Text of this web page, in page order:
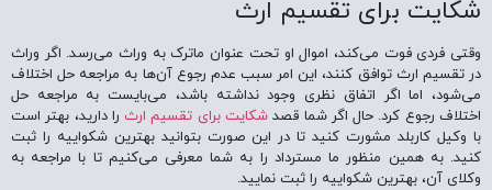
شکایت برای تقسیم ارث
وقتی فردی فوت می‌کند، اموال او تحت عنوان ماترک به وراث می‌رسد. اگر وراث
در تقسیم ارث توافق کنند، این امر سبب عدم رجوع آن‌ها به مراجعه حل اختلاف
می‌شود، اما اگر اتفاق نظری وجود نداشته باشد، می‌بایست به مراجعه حل
اختلاف رجوع کرد. حال اگر شما قصد شکایت برای تقسیم ارث را دارید، بهتر است
با وکیل کاربلد مشورت کنید تا در این صورت بتوانید بهترین شکواییه را ثبت
کنید. به همین منظور ما مسترداد را به شما معرفی می‌کنیم تا با مراجعه به
وکلای آن، بهترین شکواییه را ثبت نمایید.